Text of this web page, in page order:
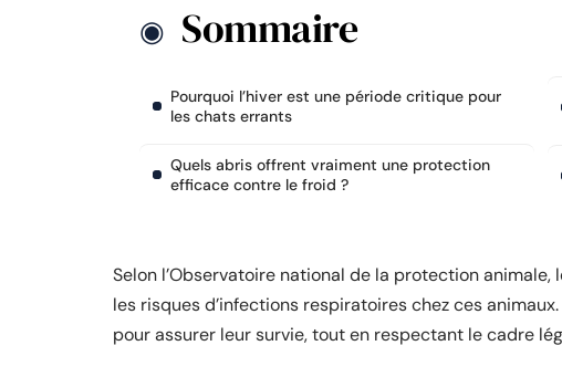
Sommaire
Pourquoi l’hiver est une période critique pour
les chats errants
Quels abris offrent vraiment une protection
efficace contre le froid ?
Selon l’Observatoire national de la protection
les risques d’infections respiratoires chez ces
pour assurer leur survie, tout en respectant le cadre